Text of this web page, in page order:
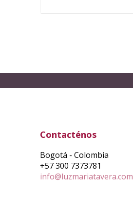
Contacténos
Bogotá - Colombia
+57 300 7373781
info@luzmariatavera.com